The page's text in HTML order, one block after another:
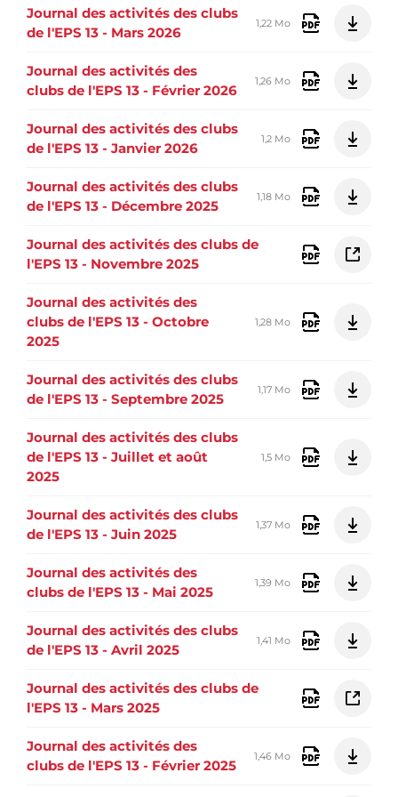
Journal des activités des clubs
de l'EPS 13 - Mars 2026
1,22 Mo
Journal des activités des
clubs de l'EPS 13 - Février 2026
1,26 Mo
Journal des activités des clubs
de l'EPS 13 - Janvier 2026
1,2 Mo
Journal des activités des clubs
de l'EPS 13 - Décembre 2025
1,18 Mo
Journal des activités des clubs de
l'EPS 13 - Novembre 2025
Journal des activités des
clubs de l'EPS 13 - Octobre
2025
1,28 Mo
Journal des activités des clubs
de l'EPS 13 - Septembre 2025
1,17 Mo
Journal des activités des clubs
de l'EPS 13 - Juillet et août
2025
1,5 Mo
Journal des activités des clubs
de l'EPS 13 - Juin 2025
1,37 Mo
Journal des activités des
clubs de l'EPS 13 - Mai 2025
1,39 Mo
Journal des activités des clubs
de l'EPS 13 - Avril 2025
1,41 Mo
Journal des activités des clubs de
l'EPS 13 - Mars 2025
Journal des activités des
clubs de l'EPS 13 - Février 2025
1,46 Mo